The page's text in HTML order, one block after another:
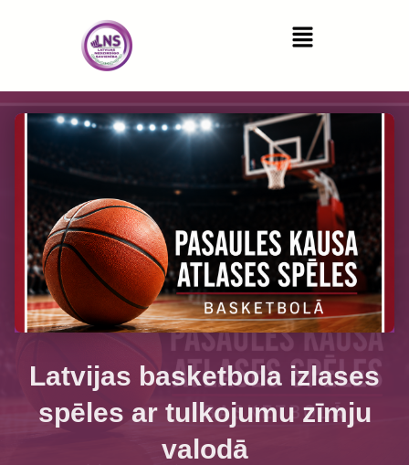
Latvijas basketbola izlases
spēles ar tulkojumu zīmju
valodā